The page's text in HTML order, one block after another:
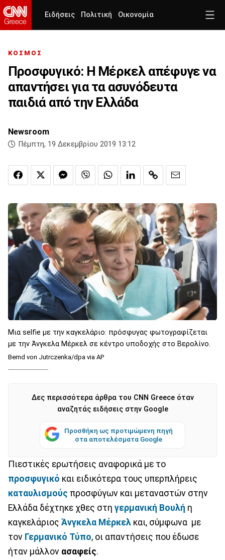
Ειδήσεις Πολιτική Οικονομία
ΚΟΣΜΟΣ
Προσφυγικό: Η Μέρκελ απέφυγε να
απαντήσει για τα ασυνόδευτα
παιδιά από την Ελλάδα
Newsroom
Πέμπτη, 19 Δεκεμβρίου 2019 13:12
Μια selfie με την καγκελάριο: πρόσφυγας φωτογραφίζεται
με την Άνγκελα Μέρκελ σε κέντρο υποδοχής στο Βερολίνο.
Bernd von Jutrczenka/dpa via AP
Δες περισσότερα άρθρα του CNN Greece όταν
αναζητάς ειδήσεις στην Google
Προσθήκη ως προτιμώμενη πηγή
στα αποτελέσματα Google
Πιεστικές ερωτήσεις αναφορικά με το
προσφυγικό και ειδικότερα τους υπερπλήρεις
καταυλισμούς προσφύγων και μεταναστών στην
Ελλάδα δέχτηκε χθες στη γερμανική Βουλή η
καγκελάριος Άνγκελα Μέρκελ και, σύμφωνα με
τον Γερμανικό Τύπο, οι απαντήσεις που έδωσε
ήταν μάλλον ασαφείς.